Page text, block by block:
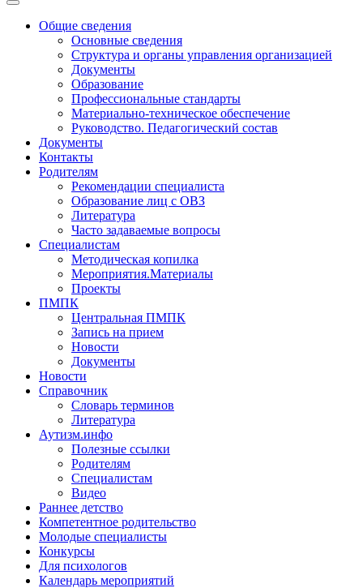
Toggle
navigationОбщие сведения
Основные сведения
Структура и органы управления организацией
Документы
Образование
Профессиональные стандарты
Материально-техническое обеспечение
Руководство. Педагогический состав
Документы
Контакты
Родителям
Рекомендации специалиста
Образование лиц с ОВЗ
Литература
Часто задаваемые вопросы
Специалистам
Методическая копилка
Мероприятия.Материалы
Проекты
ПМПК
Центральная ПМПК
Запись на прием
Новости
Документы
Новости
Справочник
Словарь терминов
Литература
Аутизм.инфо
Полезные ссылки
Родителям
Специалистам
Видео
Раннее детство
Компетентное родительство
Молодые специалисты
Конкурсы
Для психологов
Календарь мероприятий